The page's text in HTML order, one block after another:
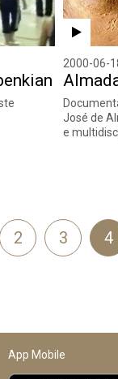
2000-06-
José de
e
2 3 4
App Mobile